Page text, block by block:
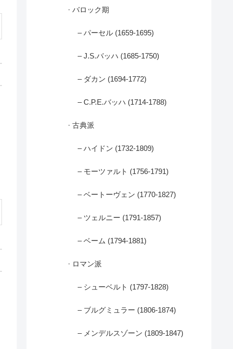
· バロック期
– パーセル (1659-1695)
– J.S.バッハ (1685-1750)
– ダカン (1694-1772)
– C.P.E.バッハ (1714-1788)
· 古典派
– ハイドン (1732-1809)
– モーツァルト (1756-1791)
– ベートーヴェン (1770-1827)
– ツェルニー (1791-1857)
– ベーム (1794-1881)
· ロマン派
– シューベルト (1797-1828)
– ブルグミュラー (1806-1874)
– メンデルスゾーン (1809-1847)